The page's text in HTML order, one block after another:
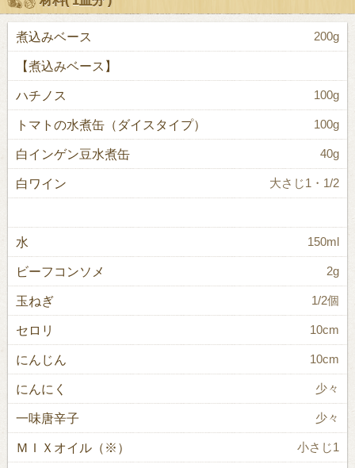
煮込みベース 200g
【煮込みベース】
ハチノス 100g
トマトの水煮缶（ダイスタイプ） 100g
白インゲン豆水煮缶 40g
白ワイン 大さじ1・1/2
水 150ml
ビーフコンソメ 2g
玉ねぎ 1/2個
セロリ 10cm
にんじん 10cm
にんにく 少々
一味唐辛子 少々
ＭＩＸオイル（※） 小さじ1